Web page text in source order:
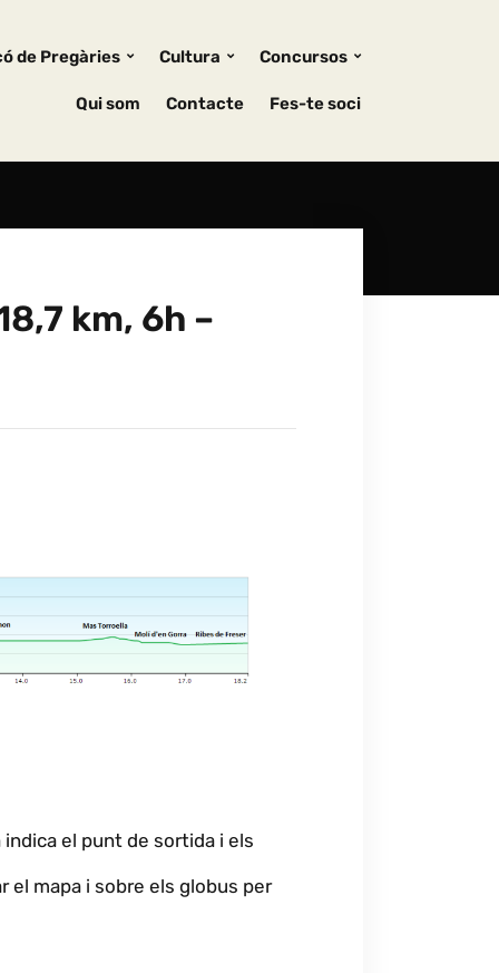
de Pregàries Cultura Concursos
Qui som Contacte Fes-te soci
km, 6h –
el punt de sortida i els
el mapa i sobre els globus per